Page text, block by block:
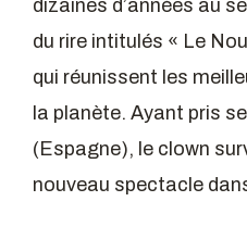
dizaines d’années au
du rire intitulés « Le
qui réunissent les
la planète. Ayant pris
(Espagne), le clown
nouveau spectacle